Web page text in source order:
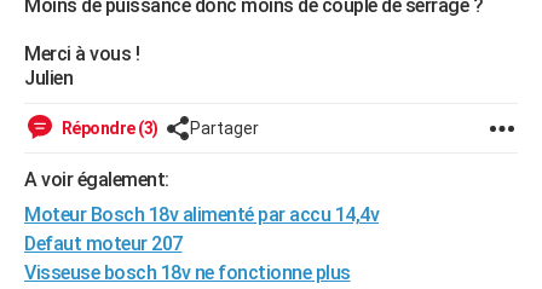
COPAINS D'AVANT
S'inscrire
Se connecter
Lycées
Collèges
Primaires
Universités
Entreprises
Service militaire
Avis de recherche
AVIS DE DÉCÈS
FORUM
Bricolage
Lifestyle
Culture
Sport
Auto
Television
Voyage
Cinema
Moins de puissance donc moins de couple de serrage ?
Merci à vous !
Julien
Répondre (3) Partager
A voir également:
Moteur Bosch 18v alimenté par accu 14,4v
Defaut moteur 207
Visseuse bosch 18v ne fonctionne plus